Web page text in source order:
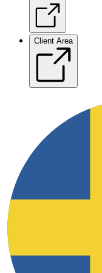
Client Area